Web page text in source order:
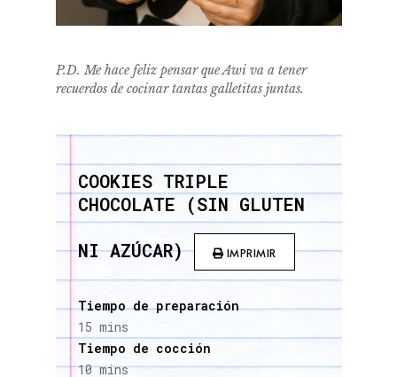
P.D. Me hace feliz pensar que Awi va a tener
recuerdos de cocinar tantas galletitas juntas.
COOKIES TRIPLE
CHOCOLATE (SIN GLUTEN
NI AZÚCAR)
IMPRIMIR
Tiempo de preparación
15 mins
Tiempo de cocción
10 mins